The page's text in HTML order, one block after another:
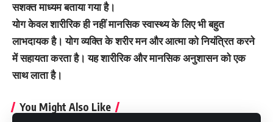
सशक्त माध्यम बताया गया है।
योग केवल शारीरिक ही नहीं मानसिक स्वास्थ्य के लिए भी बहुत
लाभदायक है। योग व्यक्ति के शरीर मन और आत्मा को नियंत्रित करने
में सहायता करता है। यह शारीरिक और मानसिक अनुशासन को एक
साथ लाता है।
You Might Also Like